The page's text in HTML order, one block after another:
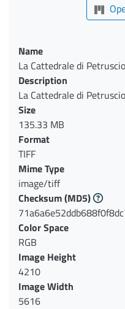
Name
La Cattedrale di
Description
La Cattedrale di
Size
135.33 MB
Format
TIFF
Mime Type
image/tiff
Checksum(MD5)
Color Space
RGB
Image Height
4210
Image Width
5616